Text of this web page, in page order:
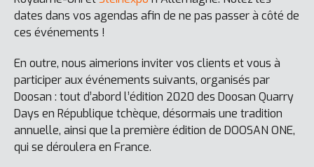
dates dans vos agendas afin de ne pas passer à côté de
ces événements !
En outre, nous aimerions inviter vos clients et vous à
participer aux événements suivants, organisés par
Doosan : tout d’abord l’édition 2020 des Doosan Quarry
Days en République tchèque, désormais une tradition
annuelle, ainsi que la première édition de DOOSAN ONE,
qui se déroulera en France.